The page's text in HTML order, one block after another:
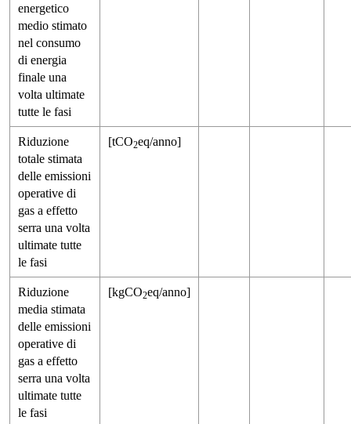
energetico
medio stimato
nel consumo
di energia
finale una
volta ultimate
tutte le fasi
Riduzione
totale stimata
delle emissioni
operative di
gas a effetto
serra una volta
ultimate tutte
le fasi
[tCO2eq/anno]
Riduzione
media stimata
delle emissioni
operative di
gas a effetto
serra una volta
ultimate tutte
le fasi
[kgCO2eq/anno]